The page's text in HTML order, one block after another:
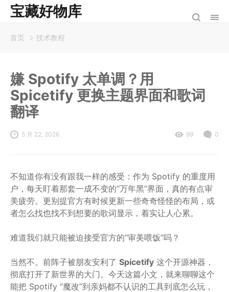
宝藏好物库
首页 技术教程
嫌 Spotify 太单调？用
Spicetify 更换主题界面和歌词
翻译
5 月 22, 2026 99 0
不知道你有没有跟我一样的感受：作为 Spotify 的重度用
户，每天盯着那套一成不变的“万年黑”界面，真的有点审
美疲劳。更别提官方有时候更新一些奇奇怪怪的布局，或
者怎么找也找不到想要的歌词显示，着实让人心累。
难道我们就只能被迫接受官方的“审美喂饭”吗？
当然不。前阵子被朋友安利了 Spicetify 这个开源神器，
彻底打开了新世界的大门。今天这篇小文，就来聊聊这个
能把 Spotify “魔改”到亲妈都不认识的工具到底怎么玩，